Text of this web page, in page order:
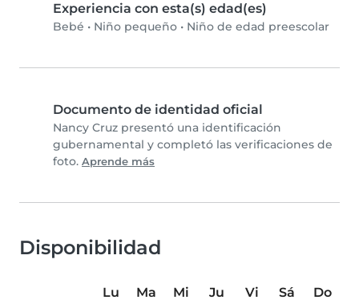
Experiencia con esta(s) edad(es)
Bebé • Niño pequeño • Niño de edad preescolar
Documento de identidad oficial
Nancy Cruz presentó una identificación
gubernamental y completó las verificaciones de
foto. Aprende más
Disponibilidad
Lu Ma Mi Ju Vi Sá
Do